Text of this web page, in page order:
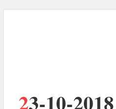
23-10-2018 – Bayernpartei zum Ausgang der